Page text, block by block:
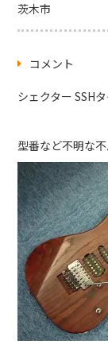
茨木市
コメント
シェクター SSH
型番など不明な不